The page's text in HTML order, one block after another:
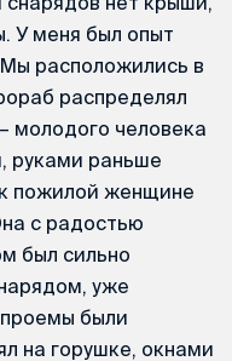
У меня был опыт
расположились в
распределял
молодого человека
руками раньше
пожилой женщине
с радостью
был сильно
уже
были
на горушке, окнами